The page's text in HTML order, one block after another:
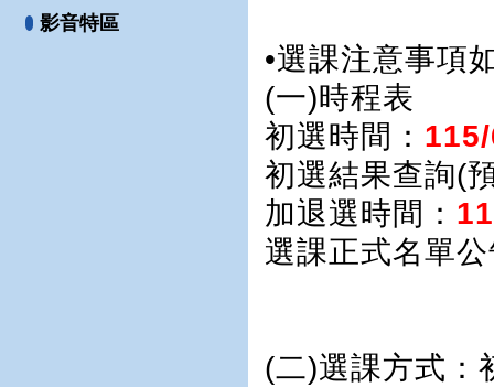
影音特區
•選課注意事項
(一)時程表
初選時間：
初選結果查詢(
加退選時間：
選課正式名單
(二)選課方式：